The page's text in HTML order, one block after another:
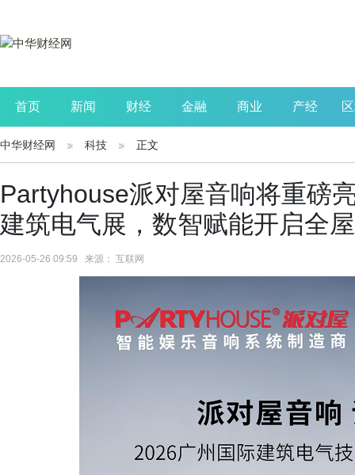
首页 新闻 财经 金融 商业 产经
公司 生活 读书
中华财经网 科技 正文
Partyhouse派对屋音响将重磅
建筑电气展，数智赋能开启全
2026-05-26 09:59 来源： 互联网